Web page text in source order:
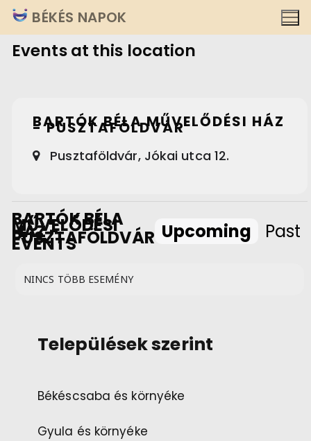
Ugrás
a
tartalomra
BÉKÉS NAPOK
Events at this location
BARTÓK BÉLA MŰVELŐDÉSI HÁZ
- PUSZTAFÖLDVÁR
Pusztaföldvár, Jókai utca 12.
BARTÓK BÉLA
MŰVELŐDÉSI
HÁZ -
PUSZTAFÖLDVÁR
EVENTS
Upcoming Past
NINCS TÖBB ESEMÉNY
Települések szerint
Békéscsaba és környéke
Gyula és környéke